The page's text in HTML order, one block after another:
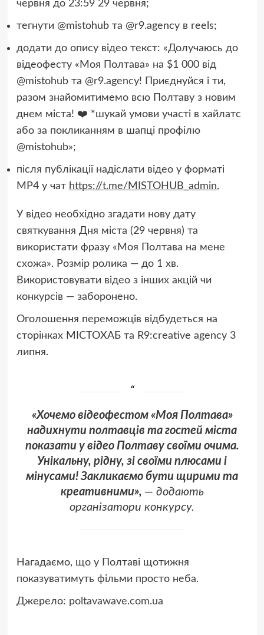
червня до 23:59 29 червня;
тегнути @mistohub та @r9.agency в reels;
додати до опису відео текст: «Долучаюсь до
відеофесту «Моя Полтава» на $1 000 від
@mistohub та @r9.agency! Приєднуйся і ти,
разом знайомитимемо всю Полтаву з новим
днем міста! ❤️ *шукай умови участі в хайлатс
або за покликанням в шапці профілю
@mistohub»;
після публікації надіслати відео у форматі
MP4 у чат https://t.me/MISTOHUB_admin.
У відео необхідно згадати нову дату
святкування Дня міста (29 червня) та
використати фразу «Моя Полтава на мене
схожа». Розмір ролика — до 1 хв.
Використовувати відео з інших акцій чи
конкурсів — заборонено.
Оголошення переможців відбудеться на
сторінках МІСТОХАБ та R9:creative agency 3
липня.
«Хочемо відеофестом «Моя Полтава»
надихнути полтавців та гостей міста
показати у відео Полтаву своїми очима.
Унікальну, рідну, зі своїми плюсами і
мінусами! Закликаємо бути щирими та
креативними», — додають
організатори конкурсу.
Нагадаємо, що у Полтаві щотижня
показуватимуть фільми просто неба.
Джерело: poltavawave.com.ua